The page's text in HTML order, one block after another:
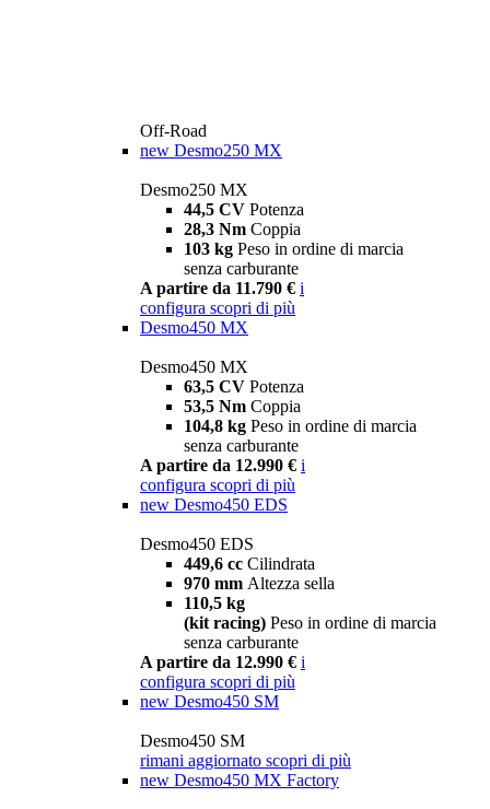
Off-Road
new Desmo250 MX
Desmo250 MX
44,5 CV Potenza
28,3 Nm Coppia
103 kg Peso in ordine di marcia
senza carburante
A partire da 11.790 € i
configura scopri di più
Desmo450 MX
Desmo450 MX
63,5 CV Potenza
53,5 Nm Coppia
104,8 kg Peso in ordine di marcia
senza carburante
A partire da 12.990 € i
configura scopri di più
new Desmo450 EDS
Desmo450 EDS
449,6 cc Cilindrata
970 mm Altezza sella
110,5 kg
(kit racing) Peso in ordine di marcia
senza carburante
A partire da 12.990 € i
configura scopri di più
new Desmo450 SM
Desmo450 SM
rimani aggiornato scopri di più
new Desmo450 MX Factory